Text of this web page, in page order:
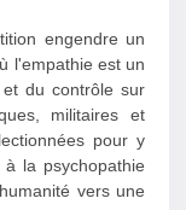
engendre un
l'empathie est un
du contrôle sur
militaires et
pour y
la psychopathie
vers une